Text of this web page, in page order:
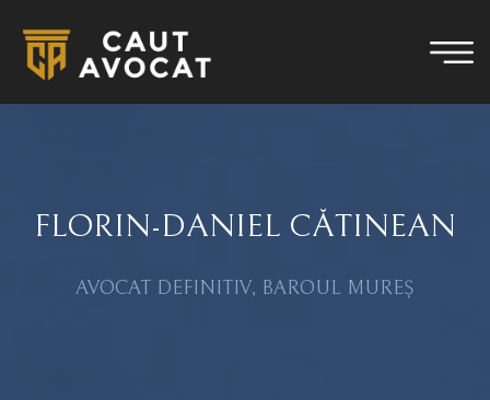
FLORIN-DANIEL CĂTINEAN
AVOCAT DEFINITIV, BAROUL MUREȘ